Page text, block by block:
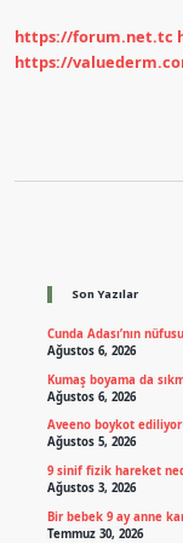
https://forum.net.tc
https://
Son Yazılar
Cunda Adası’nın
Ağustos 6, 2026
Kumaş boyama da
Ağustos 6, 2026
Aveeno boykot ediliyor
Ağustos 5, 2026
9 sinif fizik hareket
Ağustos 3, 2026
Bir bebek 9 ay anne
Temmuz 30, 2026